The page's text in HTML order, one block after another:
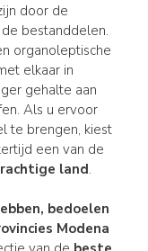
door de
bestanddelen.
organoleptische
elkaar in
gehalte aan
Als u ervoor
te brengen, kiest
een van de
land.
bedoelen
Modena